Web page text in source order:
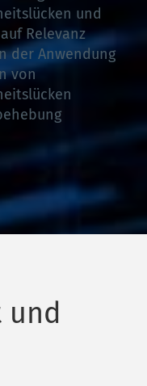
und
Relevanz
der Anwendung
von
und